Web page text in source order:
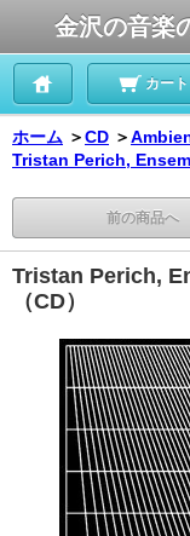
金沢の音楽
カート
ホーム ＞CD ＞
Tristan Perich,
前の商品へ
Tristan Perich,
（CD）